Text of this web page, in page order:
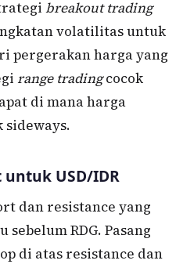
breakout trading
volatilitas untuk
pergerakan harga yang
range tradingcocok
di mana harga
USD/IDR
dan resistance yang
RDG. Pasang
di atas resistance dan